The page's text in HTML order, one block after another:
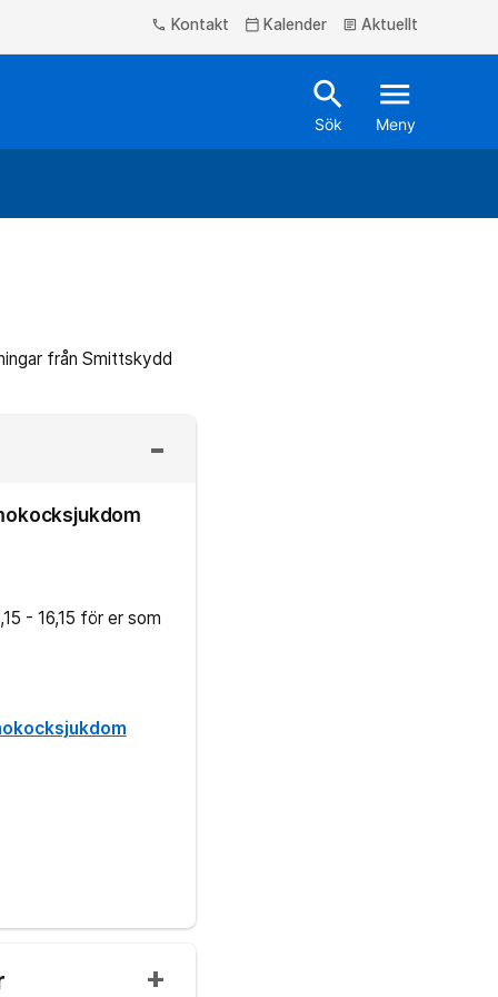
phone Kontakt calendar_today Kalender article Aktuellt
search
Sök
menu
Meny
från Smittskydd
- 16,15 för er som